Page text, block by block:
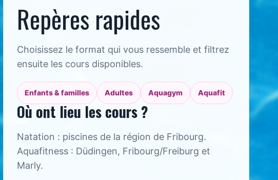
Repères rapides
Choisissez le format qui vous ressemble et filtrez
ensuite les cours disponibles.
Enfants & familles Adultes Aquagym Aquafit
Où ont lieu les cours ?
Natation : piscines de la région de Fribourg.
Aquafitness : Düdingen, Fribourg/Freiburg et
Marly.